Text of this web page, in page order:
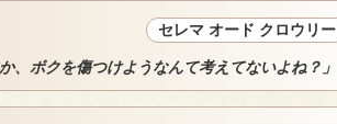
セレマ オード クロウリー
か、ボクを傷つけようなんて考えてないよね？」